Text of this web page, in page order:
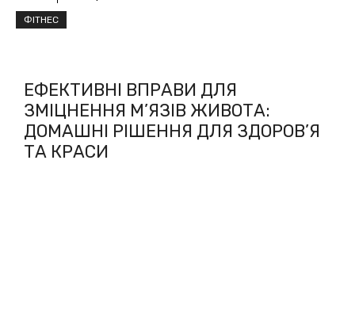
ФІТНЕС
ЕФЕКТИВНІ ВПРАВИ ДЛЯ
ЗМІЦНЕННЯ М’ЯЗІВ ЖИВОТА:
ДОМАШНІ РІШЕННЯ ДЛЯ ЗДОРОВ’Я
ТА КРАСИ